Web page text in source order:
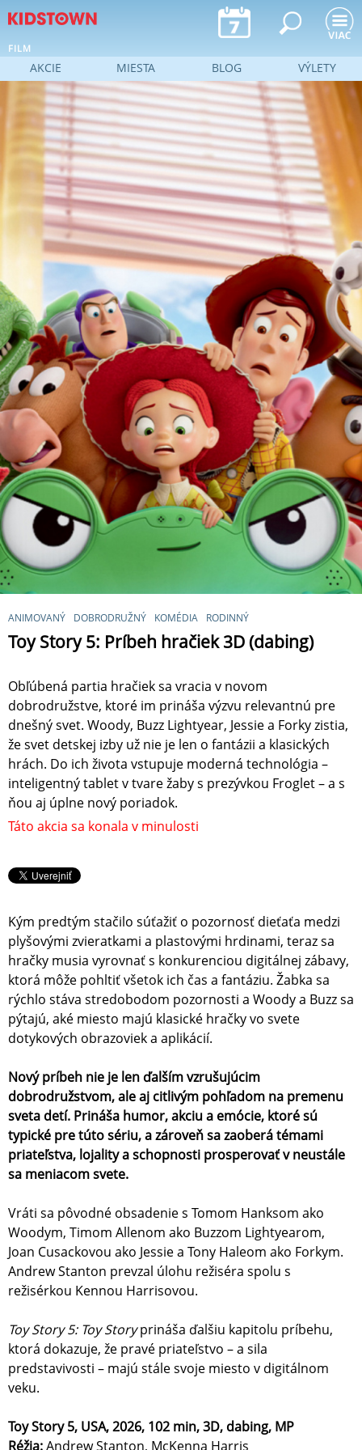
Jump to navigation
FILM
ANIMOVANÝ DOBRODRUŽNÝ KOMÉDIA RODINNÝ
Toy Story 5: Príbeh hračiek 3D (dabing)
Obľúbená partia hračiek sa vracia v novom
dobrodružstve, ktoré im prináša výzvu relevantnú pre
dnešný svet. Woody, Buzz Lightyear, Jessie a Forky zistia,
že svet detskej izby už nie je len o fantázii a klasických
hrách. Do ich života vstupuje moderná technológia –
inteligentný tablet v tvare žaby s prezývkou Froglet – a s
ňou aj úplne nový poriadok.
Táto akcia sa konala v minulosti
Kým predtým stačilo súťažiť o pozornosť dieťaťa medzi
plyšovými zvieratkami a plastovými hrdinami, teraz sa
hračky musia vyrovnať s konkurenciou digitálnej zábavy,
ktorá môže pohltiť všetok ich čas a fantáziu. Žabka sa
rýchlo stáva stredobodom pozornosti a Woody a Buzz sa
pýtajú, aké miesto majú klasické hračky vo svete
dotykových obrazoviek a aplikácií.
Nový príbeh nie je len ďalším vzrušujúcim
dobrodružstvom, ale aj citlivým pohľadom na premenu
sveta detí. Prináša humor, akciu a emócie, ktoré sú
typické pre túto sériu, a zároveň sa zaoberá témami
priateľstva, lojality a schopnosti prosperovať v neustále
sa meniacom svete.
Vráti sa pôvodné obsadenie s Tomom Hanksom ako
Woodym, Timom Allenom ako Buzzom Lightyearom,
Joan Cusackovou ako Jessie a Tony Haleom ako Forkym.
Andrew Stanton prevzal úlohu režiséra spolu s
režisérkou Kennou Harrisovou.
Toy Story 5: Toy Storyprináša ďalšiu kapitolu príbehu,
ktorá dokazuje, že pravé priateľstvo – a sila
predstavivosti – majú stále svoje miesto v digitálnom
veku.
Toy Story 5, USA, 2026, 102 min, 3D, dabing, MP
Réžia:Andrew Stanton, McKenna Harris
AKCIE MIESTA BLOG VÝLETY